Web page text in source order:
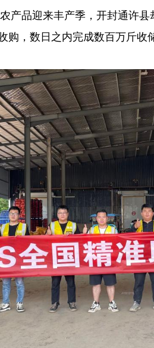
产品迎来丰产季，开封通许
购，数日之内完成数百万斤